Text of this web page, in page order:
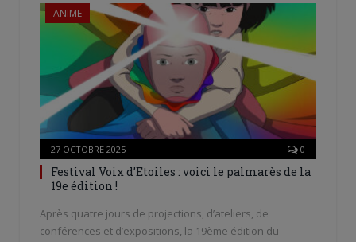
ANIME
27 OCTOBRE 2025 0
Festival Voix d’Etoiles : voici le palmarès de la
19e édition !
Après quatre jours de projections, d’ateliers, de
conférences et d’expositions, la 19ème édition du